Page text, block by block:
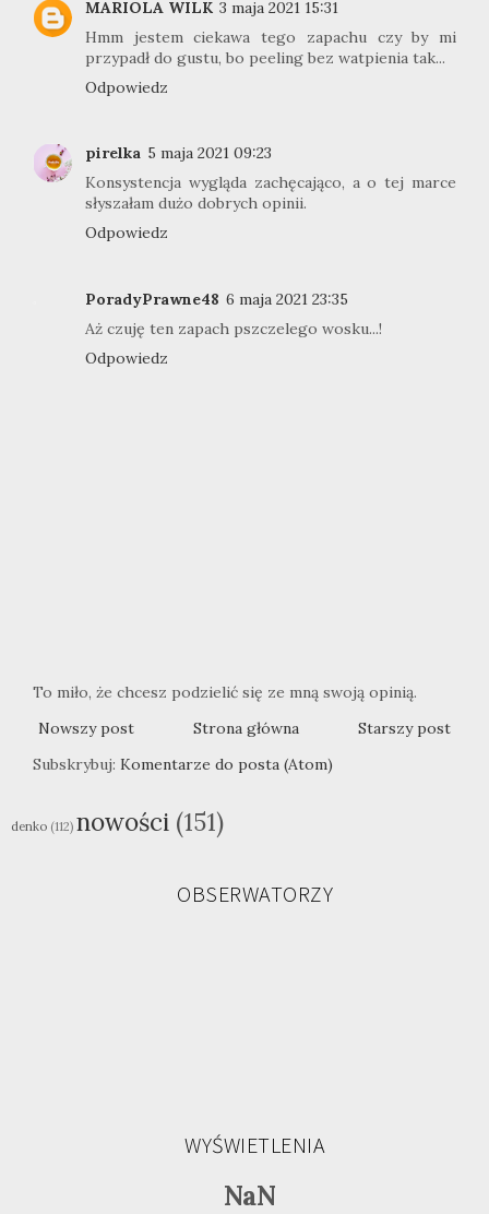
MARIOLA WILK 3 maja 2021 15:31
Hmm jestem ciekawa tego zapachu czy by mi
przypadł do gustu, bo peeling bez watpienia tak...
Odpowiedz
pirelka 5 maja 2021 09:23
Konsystencja wygląda zachęcająco, a o tej marce
słyszałam dużo dobrych opinii.
Odpowiedz
PoradyPrawne48 6 maja 2021 23:35
Aż czuję ten zapach pszczelego wosku...!
Odpowiedz
To miło, że chcesz podzielić się ze mną swoją opinią.
Nowszy post
Starszy post
Strona główna
Subskrybuj: Komentarze do posta (Atom)
denko (112) nowości (151)
OBSERWATORZY
WYŚWIETLENIA
NaN